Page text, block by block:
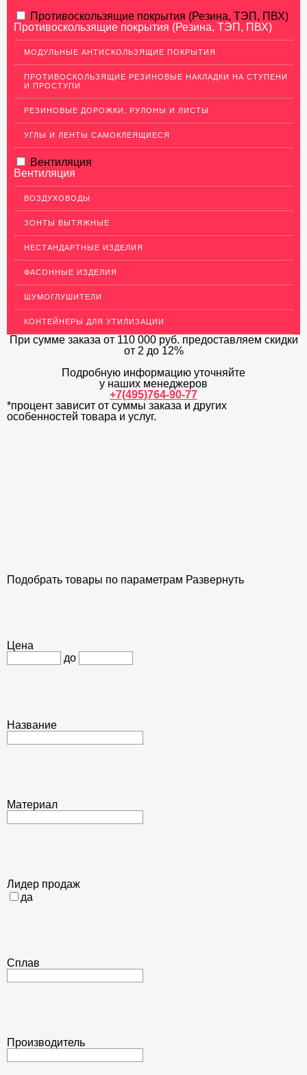
АЛЮМИНИЕВЫЙ ПРОКАТ
НЕРЖАВЕЮЩАЯ СТАЛЬ
МЕДНЫЙ ПРОКАТ
Медный лист (листовая медь)
Медная панель
Медный (круг) пруток
Шины медные
Крепеж из меди
Медные трубы
Изделия из Меди
Кабель, провод медный
ЛАТУННЫЙ ПРОКАТ
ДЕКОР НЕРЖАВЕЙКА
ОГРАЖДЕНИЯ ДЛЯ ЛЕСТНИЦ
ДЕКОРАТИВНЫЙ УГОЛОК
Противоскользящие покрытия (Резина, ТЭП, ПВХ)
Противоскользящие покрытия (Резина, ТЭП, ПВХ)
МОДУЛЬНЫЕ АНТИСКОЛЬЗЯЩИЕ ПОКРЫТИЯ
ПРОТИВОСКОЛЬЗЯЩИЕ РЕЗИНОВЫЕ НАКЛАДКИ НА СТУПЕНИ
И ПРОСТУПИ
РЕЗИНОВЫЕ ДОРОЖКИ, РУЛОНЫ И ЛИСТЫ
УГЛЫ И ЛЕНТЫ САМОКЛЕЯЩИЕСЯ
Вентиляция
Вентиляция
ВОЗДУХОВОДЫ
ЗОНТЫ ВЫТЯЖНЫЕ
НЕСТАНДАРТНЫЕ ИЗДЕЛИЯ
ФАСОННЫЕ ИЗДЕЛИЯ
ШУМОГЛУШИТЕЛИ
КОНТЕЙНЕРЫ ДЛЯ УТИЛИЗАЦИИ
При сумме заказа от 110 000 руб. предоставляем скидки
от 2 до 12%
Подробную информацию уточняйте
у наших менеджеров
+7(495)764-90-77
*процент зависит от суммы заказа и других
особенностей товара и услуг.
Подобрать товары по параметрам Развернуть
Цена
до
Название
Материал
Лидер продаж
да
Сплав
Производитель